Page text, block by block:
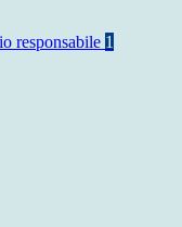
responsabile 1